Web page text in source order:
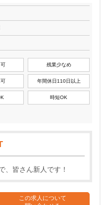
残業少なめ
年間休日110日以上
時短OK
、皆さん新人です！
この求人について